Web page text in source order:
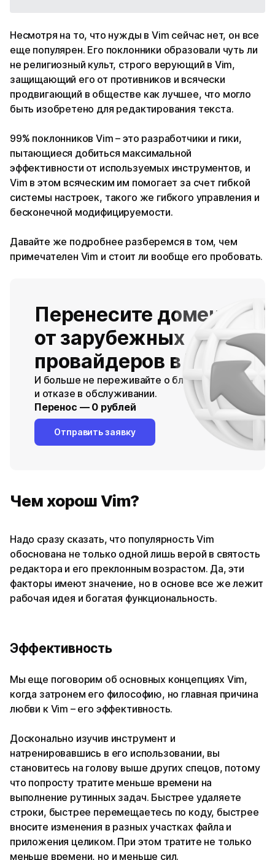
Несмотря на то, что нужды в Vim сейчас нет, он все
еще популярен. Его поклонники образовали чуть ли
не религиозный культ, строго верующий в Vim,
защищающий его от противников и всячески
продвигающий в обществе как лучшее, что могло
быть изобретено для редактирования текста.
99% поклонников Vim – это разработчики и гики,
пытающиеся добиться максимальной
эффективности от используемых инструментов, и
Vim в этом всяческим им помогает за счет гибкой
системы настроек, такого же гибкого управления и
бесконечной модифицируемости.
Давайте же подробнее разберемся в том, чем
примечателен Vim и стоит ли вообще его пробовать.
Перенесите домены
от зарубежных
провайдеров в Timeweb
И больше не переживайте о блокировках
и отказе в обслуживании.
Перенос — 0 рублей
Отправить заявку
Чем хорош Vim?
Надо сразу сказать, что популярность Vim
обоснована не только одной лишь верой в святость
редактора и его преклонным возрастом. Да, эти
факторы имеют значение, но в основе все же лежит
рабочая идея и богатая функциональность.
Эффективность
Мы еще поговорим об основных концепциях Vim,
когда затронем его философию, но главная причина
любви к Vim – его эффективность.
Досконально изучив инструмент и
натренировавшись в его использовании, вы
становитесь на голову выше других спецов, потому
что попросту тратите меньше времени на
выполнение рутинных задач. Быстрее удаляете
строки, быстрее перемещаетесь по коду, быстрее
вносите изменения в разных участках файла и
приложения целиком. При этом тратите не только
меньше времени, но и меньше сил.